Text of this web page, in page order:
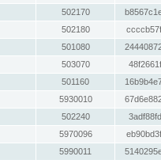
502170
502180
501080
503070
501160
5930010
502240
5970096
5990011